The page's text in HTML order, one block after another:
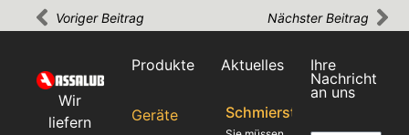
Voriger Beitrag Nächster Beitrag
Wir
liefern
Produkte
Geräte
Aktuelles Ihre
Nachricht
an uns